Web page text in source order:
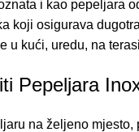
i kao pepeljara
koji osigurava
u kući, uredu, na
Pepeljara
na željeno